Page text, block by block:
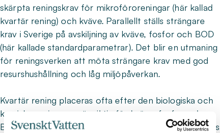
skärpta reningskrav för mikroföroreningar (här kallad
kvartär rening) och kväve. Parallellt ställs strängare
krav i Sverige på avskiljning av kväve, fosfor och BOD
(här kallade standardparametrar). Det blir en utmaning
för reningsverken att möta strängare krav med god
resurshushållning och låg miljöpåverkan.
Kvartär rening placeras ofta efter den biologiska och
kemiska rening som är viktig för kväve, fosfor och
BOD. Hur processerna för standardparametrarna drivs